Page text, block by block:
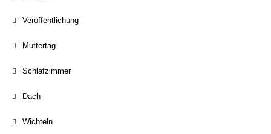
Veröffentlichung
Muttertag
Schlafzimmer
Dach
Wichteln